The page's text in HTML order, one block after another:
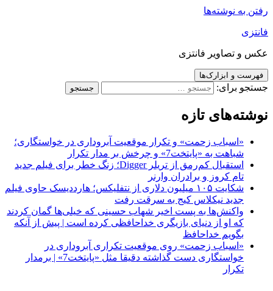
رفتن به نوشته‌ها
فانتزی
عکس و تصاویر فانتزی
فهرست و ابزارک‌ها
جستجو برای:
نوشته‌های تازه
«اسباب زحمت» و تکرار موقعیت آبروداری در خواستگاری؛
شباهت به «پایتخت7» و چرخش بر مدار تکرار
استقبال کم‌رمق از تریلر Digger؛ زنگ خطر برای فیلم جدید
تام کروز و برادران وارنر
شکایت ۱۰۵ میلیون دلاری از نتفلیکس؛ هارددیسک حاوی فیلم
جدید نیکلاس کیج به سرقت رفت
واکنش‌ها به پست اخیر شهاب حسینی که خیلی‌ها گمان کردند
که او از دنیای بازیگری خداحافظی کرده است | پیش از آنکه
بگویم خداحافظ
«اسباب زحمت» روی موقعیت تکراری آبروداری در
خواستگاری دست گذاشته دقیقا مثل «پایتخت7» | برمدار
تکرار